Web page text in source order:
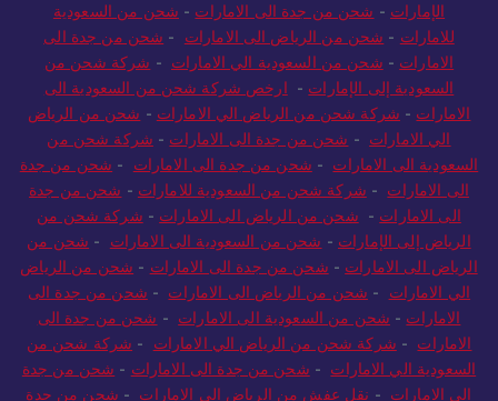
الإمارات - شحن من جدة الى الامارات - شحن من السعودية
للامارات - شحن من الرياض الى الامارات - شحن من جدة الى
الامارات - شحن من السعودية الي الامارات - شركة شحن من
السعودية إلى الإمارات - ارخص شركة شحن من السعودية الى
الامارات - شركة شحن من الرياض الي الامارات - شحن من الرياض
الي الامارات - شحن من جدة الى الامارات - شركة شحن من
السعودية الى الامارات - شحن من جدة الى الامارات - شحن من جدة
الى الامارات - شركة شحن من السعودية للامارات - شحن من جدة
الى الامارات - شحن من الرياض الى الامارات - شركة شحن من
الرياض إلى الإمارات - شحن من السعودية الى الامارات - شحن من
الرياض الى الامارات - شحن من جدة الى الامارات - شحن من الرياض
الي الامارات - شحن من الرياض الى الامارات - شحن من جدة الى
الامارات - شحن من السعودية الى الامارات - شحن من جدة الى
الامارات - شركة شحن من الرياض الي الامارات - شركة شحن من
السعودية الي الامارات - شحن من جدة الى الامارات - شحن من جدة
الى الامارات - نقل عفش من الرياض الى الامارات - شحن من جدة